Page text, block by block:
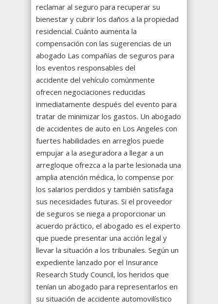
reclamar al seguro para recuperar su
bienestar y cubrir los daños a la propiedad
residencial. Cuánto aumenta la
compensación con las sugerencias de un
abogado Las compañías de seguros para
los eventos responsables del
accidente del vehículo comúnmente
ofrecen negociaciones reducidas
inmediatamente después del evento para
tratar de minimizar los gastos. Un abogado
de accidentes de auto en Los Angeles con
fuertes habilidades en arreglos puede
empujar a la aseguradora a llegar a un
arregloque ofrezca a la parte lesionada una
amplia atención médica, lo compense por
los salarios perdidos y también satisfaga
sus necesidades futuras. Si el proveedor
de seguros se niega a proporcionar un
acuerdo práctico, el abogado es el experto
que puede presentar una acción legal y
llevar la situación a los tribunales. Según un
expediente lanzado por el Insurance
Research Study Council, los heridos que
tenían un abogado para representarlos en
su situación de accidente automovilístico